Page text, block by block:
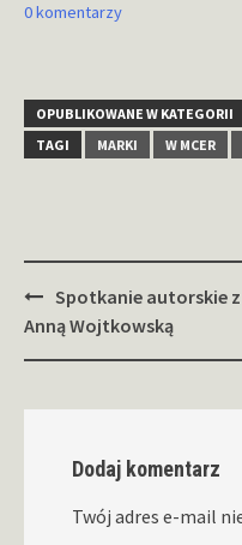
0 komentarzy
OPUBLIKOWANE W KATEGORII
TAGI
MARKI W MCER
Zobacz
wpisy
Spotkanie autorskie z
Anną Wojtkowską
Dodaj komentarz
Twój adres e-mail